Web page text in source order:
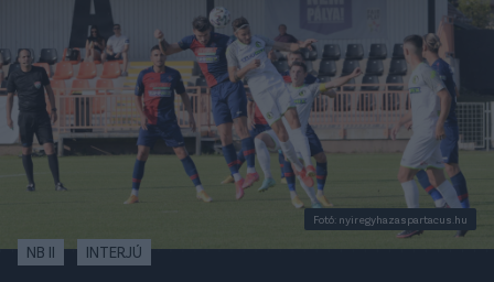
Fotó: nyiregyhazaspartacus.hu
NB II INTERJÚ